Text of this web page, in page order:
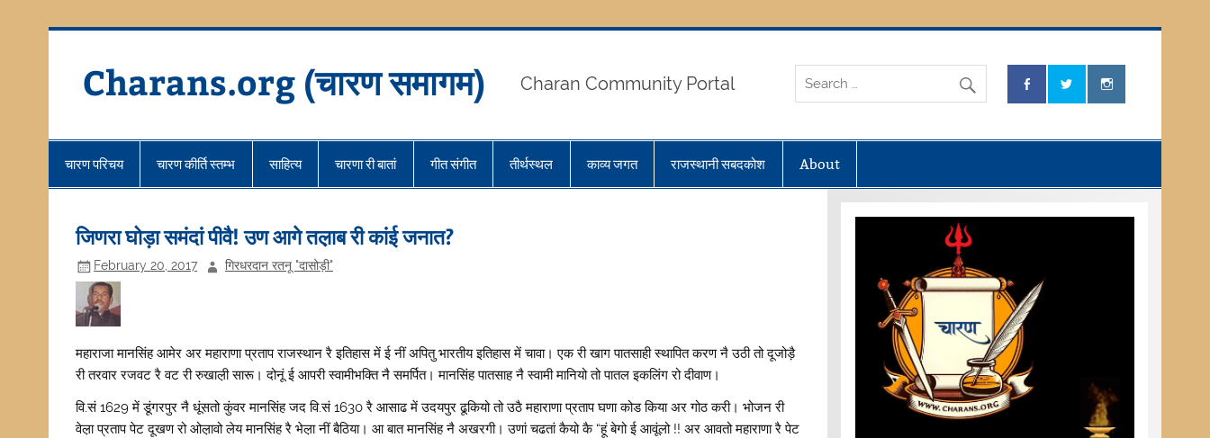
Charans.org (चारण समागम) Charan Community Portal
चारण परिचय चारण कीर्ति स्तम्भ साहित्य चारणा री बातां गीत संगीत तीर्थस्थल काव्य जगत राजस्थानी सबदकोश About
जिणरा घोड़ा समंदां पीवै! उण आगे तल़ाब री कांई जनात?
February 20, 2017 गिरधरदान रतनू "दासोड़ी"
महाराजा मानसिंह आमेर अर महाराणा प्रताप राजस्थान रै इतिहास में ई नीं अपितु भारतीय इतिहास में चावा। एक री खाग पातसाही स्थापित करण नै उठी तो दूजोड़ै
री तरवार रजवट रै वट री रुखाल़ी सारू। दोनूं ई आपरी स्वामीभक्ति नै समर्पित। मानसिंह पातसाह नै स्वामी मानियो तो पातल इकलिंग रो दीवाण।
वि.सं 1629 में डूंगरपुर नै धूंसतो कुंवर मानसिंह जद वि.सं 1630 रै आसाढ में उदयपुर ढूकियो तो उठै महाराणा प्रताप घणा कोड किया अर गोठ करी। भोजन री
वेल़ा प्रताप पेट दूखण रो ओल़ावो लेय मानसिंह रै भेल़ा नीं बैठिया। आ बात मानसिंह नै अखरगी। उणां चढतां कैयो कै “हूं बेगो ई आवूंलो !! अर आवतो महाराणा रै पेट